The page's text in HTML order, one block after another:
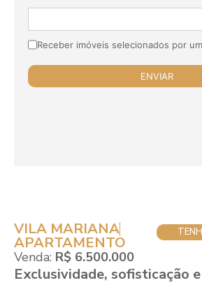
Receber imóveis selecionados por
VILA MARIANA
APARTAMENTO
Venda: R$ 6.500.000
Exclusividade, sofisticação